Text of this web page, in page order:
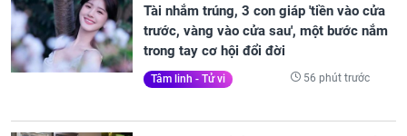
Tài nhắm trúng, 3 con giáp 'tiền vào cửa
trước, vàng vào cửa sau', một bước nắm
trong tay cơ hội đổi đời
Tâm linh - Tử vi 56 phút trước